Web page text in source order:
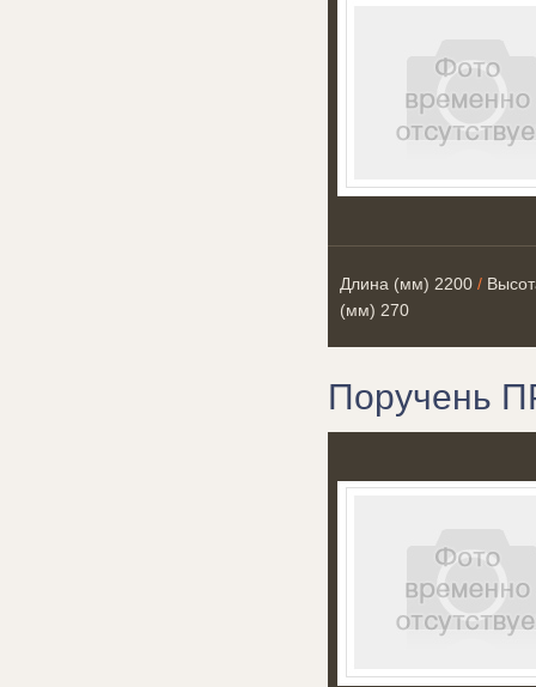
Длина (мм) 2200 /
(мм) 270
Поручень